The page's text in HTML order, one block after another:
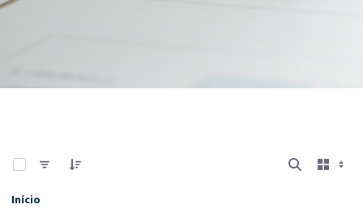
Início